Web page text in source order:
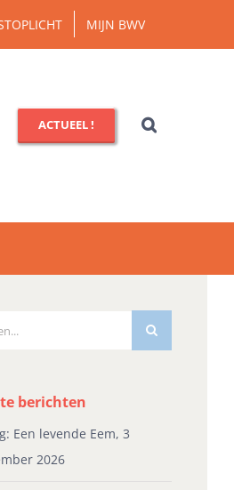
MIJN BWV
ACTUEEL !
berichten
Een levende Eem, 3
2026